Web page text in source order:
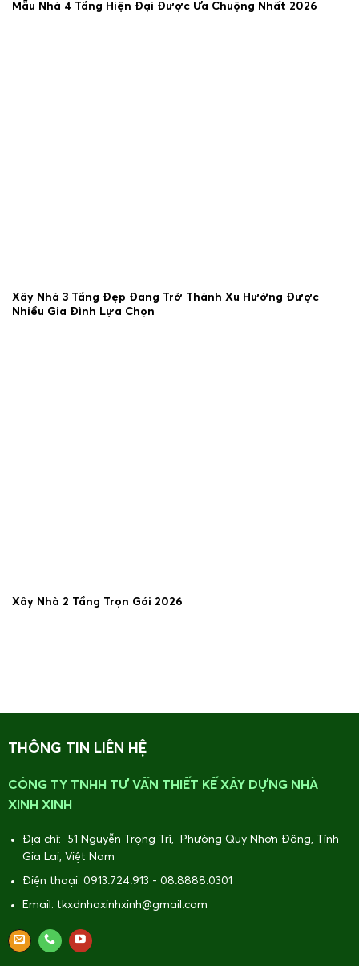
Mẫu Nhà 4 Tầng Hiện Đại Được Ưa Chuộng Nhất 2026
Xây Nhà 3 Tầng Đẹp Đang Trở Thành Xu Hướng Được
Nhiều Gia Đình Lựa Chọn
Xây Nhà 2 Tầng Trọn Gói 2026
THÔNG TIN LIÊN HỆ
CÔNG TY TNHH TƯ VẤN THIẾT KẾ XÂY DỰNG NHÀ
XINH XINH
Địa chỉ: 51 Nguyễn Trọng Trì, Phường Quy Nhơn Đông, Tỉnh
Gia Lai, Việt Nam
Điện thoại: 0913.724.913 - 08.8888.0301
Email: tkxdnhaxinhxinh@gmail.com